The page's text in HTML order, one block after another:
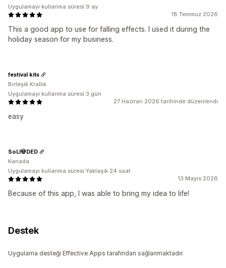
18 Temmuz 2026
This a good app to use for falling effects. I used it during the
holiday season for my business.
Uygulamayı kullanma süresi:9 ay
27 Haziran 2026 tarihinde düzenlendi
easy
festival kits
Birleşik Krallık
Uygulamayı kullanma süresi:3 gün
13 Mayıs 2026
Because of this app, I was able to bring my idea to life!
SoLI💀DED
Kanada
Uygulamayı kullanma süresi:Yaklaşık 24 saat
Destek
Uygulama desteği Effective Apps tarafından sağlanmaktadır.